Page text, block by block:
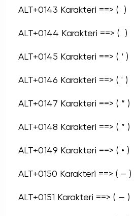
ALT+0143 Karakteri ==> (  )
ALT+0144 Karakteri ==> (  )
ALT+0145 Karakteri ==> ( ‘ )
ALT+0146 Karakteri ==> ( ' )
ALT+0147 Karakteri ==> ( “ )
ALT+0148 Karakteri ==> ( ” )
ALT+0149 Karakteri ==> ( • )
ALT+0150 Karakteri ==> ( – )
ALT+0151 Karakteri ==> ( — )